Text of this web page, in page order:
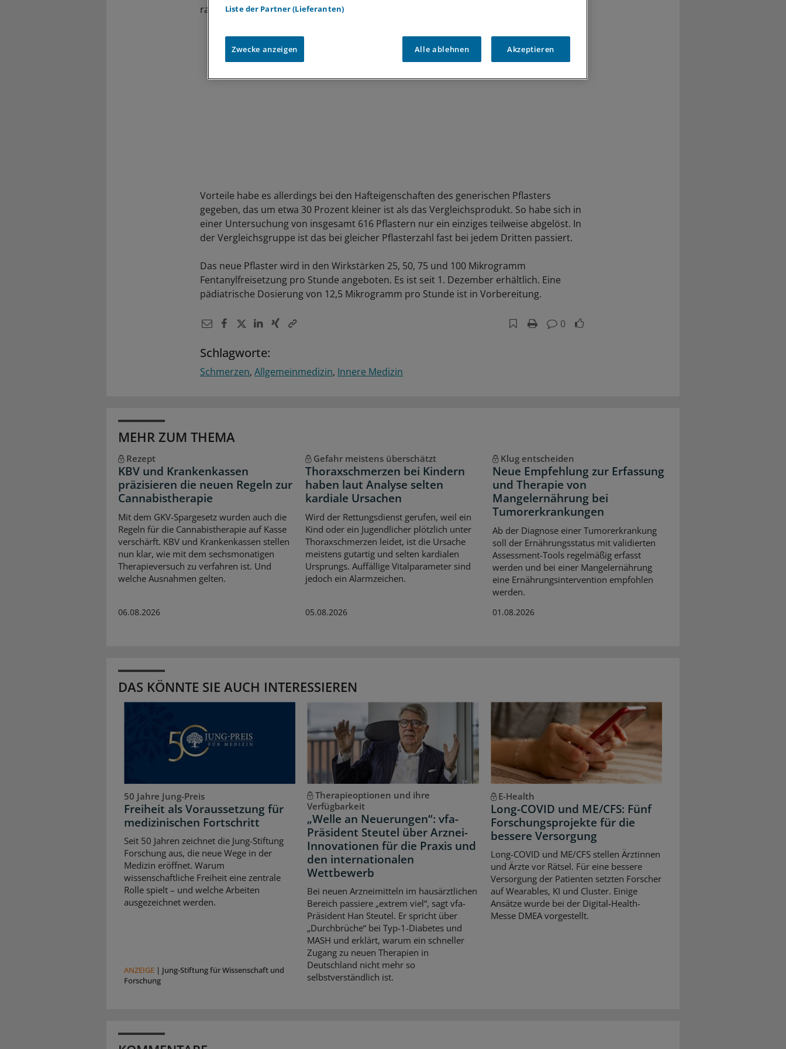
ratiopharm unterstützten Veranstaltung.
Vorteile habe es allerdings bei den Hafteigenschaften des generischen Pflasters
gegeben, das um etwa 30 Prozent kleiner ist als das Vergleichsprodukt. So habe sich in
einer Untersuchung von insgesamt 616 Pflastern nur ein einziges teilweise abgelöst. In
der Vergleichsgruppe ist das bei gleicher Pflasterzahl fast bei jedem Dritten passiert.
Das neue Pflaster wird in den Wirkstärken 25, 50, 75 und 100 Mikrogramm
Fentanylfreisetzung pro Stunde angeboten. Es ist seit 1. Dezember erhältlich. Eine
pädiatrische Dosierung von 12,5 Mikrogramm pro Stunde ist in Vorbereitung.
0
Schlagworte:
Schmerzen Allgemeinmedizin Innere Medizin
MEHR ZUM THEMA
Rezept
KBV und Krankenkassen
präzisieren die neuen Regeln zur
Cannabistherapie
Mit dem GKV-Spargesetz wurden auch die
Regeln für die Cannabistherapie auf Kasse
verschärft. KBV und Krankenkassen stellen
nun klar, wie mit dem sechsmonatigen
Therapieversuch zu verfahren ist. Und
welche Ausnahmen gelten.
06.08.2026
Gefahr meistens überschätzt
Thoraxschmerzen bei Kindern
haben laut Analyse selten
kardiale Ursachen
Wird der Rettungsdienst gerufen, weil ein
Kind oder ein Jugendlicher plötzlich unter
Thoraxschmerzen leidet, ist die Ursache
meistens gutartig und selten kardialen
Ursprungs. Auffällige Vitalparameter sind
jedoch ein Alarmzeichen.
05.08.2026
Klug entscheiden
Neue Empfehlung zur Erfassung
und Therapie von
Mangelernährung bei
Tumorerkrankungen
Ab der Diagnose einer Tumorerkrankung
soll der Ernährungsstatus mit validierten
Assessment-Tools regelmäßig erfasst
werden und bei einer Mangelernährung
eine Ernährungsintervention empfohlen
werden.
01.08.2026
DAS KÖNNTE SIE AUCH INTERESSIEREN
50 Jahre Jung-Preis
Freiheit als Voraussetzung für
medizinischen Fortschritt
Seit 50 Jahren zeichnet die Jung-Stiftung
Forschung aus, die neue Wege in der
Medizin eröffnet. Warum
wissenschaftliche Freiheit eine zentrale
Rolle spielt – und welche Arbeiten
ausgezeichnet werden.
ANZEIGE | Jung-Stiftung für Wissenschaft und
Forschung
Therapieoptionen und ihre
Verfügbarkeit
„Welle an Neuerungen“: vfa-
Präsident Steutel über Arznei-
Innovationen für die Praxis und
den internationalen
Wettbewerb
Bei neuen Arzneimitteln im hausärztlichen
Bereich passiere „extrem viel“, sagt vfa-
Präsident Han Steutel. Er spricht über
„Durchbrüche“ bei Typ-1-Diabetes und
MASH und erklärt, warum ein schneller
Zugang zu neuen Therapien in
Deutschland nicht mehr so
selbstverständlich ist.
E-Health
Long-COVID und ME/CFS: Fünf
Forschungsprojekte für die
bessere Versorgung
Long-COVID und ME/CFS stellen Ärztinnen
und Ärzte vor Rätsel. Für eine bessere
Versorgung der Patienten setzten Forscher
auf Wearables, KI und Cluster. Einige
Ansätze wurde bei der Digital-Health-
Messe DMEA vorgestellt.
Liste der Partner (Lieferanten)
Zwecke anzeigen Alle ablehnen Akzeptieren